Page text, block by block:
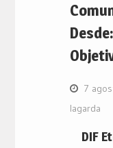
7
lagarda
DIF